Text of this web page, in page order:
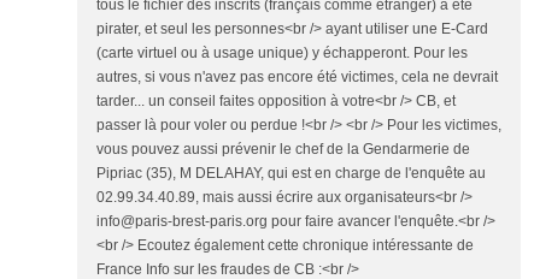
tous le fichier des inscrits (français comme étranger) a été
pirater, et seul les personnes<br /> ayant utiliser une E-Card
(carte virtuel ou à usage unique) y échapperont. Pour les
autres, si vous n'avez pas encore été victimes, cela ne devrait
tarder... un conseil faites opposition à votre<br /> CB, et
passer là pour voler ou perdue !<br /> <br /> Pour les victimes,
vous pouvez aussi prévenir le chef de la Gendarmerie de
Pipriac (35), M DELAHAY, qui est en charge de l'enquête au
02.99.34.40.89, mais aussi écrire aux organisateurs<br />
info@paris-brest-paris.org pour faire avancer l'enquête.<br />
<br /> Ecoutez également cette chronique intéressante de
France Info sur les fraudes de CB :<br />